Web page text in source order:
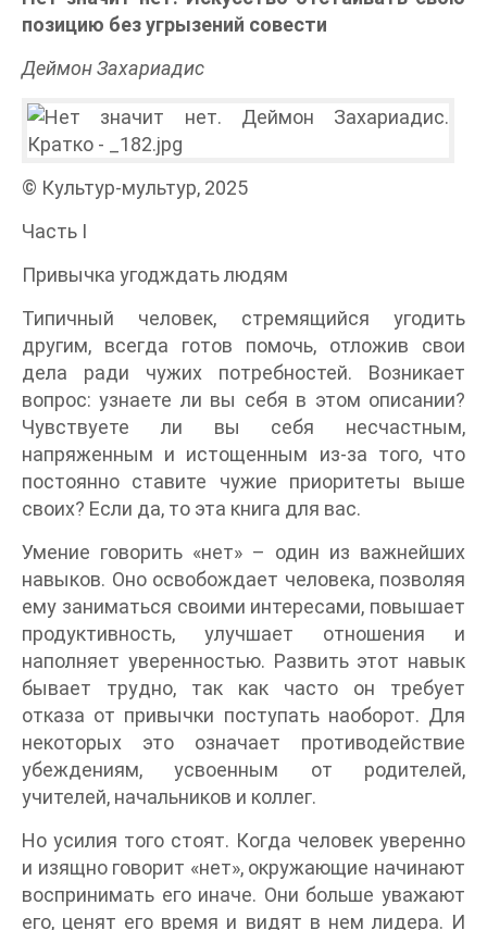
позицию без угрызений совести
Деймон Захариадис
© Культур-мультур, 2025
Часть I
Привычка угодждать людям
Типичный человек, стремящийся угодить
другим, всегда готов помочь, отложив свои
дела ради чужих потребностей. Возникает
вопрос: узнаете ли вы себя в этом описании?
Чувствуете ли вы себя несчастным,
напряженным и истощенным из-за того, что
постоянно ставите чужие приоритеты выше
своих? Если да, то эта книга для вас.
Умение говорить «нет» – один из важнейших
навыков. Оно освобождает человека, позволяя
ему заниматься своими интересами, повышает
продуктивность, улучшает отношения и
наполняет уверенностью. Развить этот навык
бывает трудно, так как часто он требует
отказа от привычки поступать наоборот. Для
некоторых это означает противодействие
убеждениям, усвоенным от родителей,
учителей, начальников и коллег.
Но усилия того стоят. Когда человек уверенно
и изящно говорит «нет», окружающие начинают
воспринимать его иначе. Они больше уважают
его, ценят его время и видят в нем лидера. И